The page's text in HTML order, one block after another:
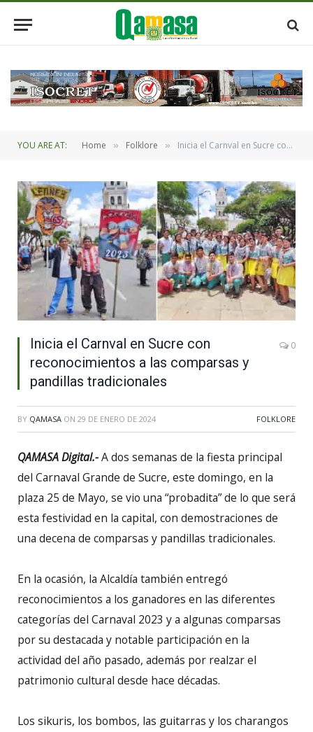
YOU ARE AT: Home » Folklore » Inicia el Carnval en Sucre con reconocimientos a las comparsas y pandillas tradicionales
Inicia el Carnval en Sucre con
reconocimientos a las comparsas y
pandillas tradicionales
0
BY QAMASA ON 29 DE ENERO DE 2024 FOLKLORE
QAMASA Digital.-A dos semanas de la fiesta principal
del Carnaval Grande de Sucre, este domingo, en la
plaza 25 de Mayo, se vio una “probadita” de lo que será
esta festividad en la capital, con demostraciones de
una decena de comparsas y pandillas tradicionales.
En la ocasión, la Alcaldía también entregó
reconocimientos a los ganadores en las diferentes
categorías del Carnaval 2023 y a algunas comparsas
por su destacada y notable participación en la
actividad del año pasado, además por realzar el
patrimonio cultural desde hace décadas.
Los sikuris, los bombos, las guitarras y los charangos